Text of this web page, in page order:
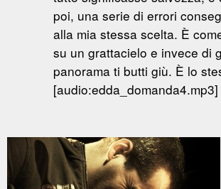
poi, una serie di errori
alla mia stessa scelta. È
su un grattacielo e invece di
panorama ti butti giù. È lo
[audio:edda_domanda4.mp3]